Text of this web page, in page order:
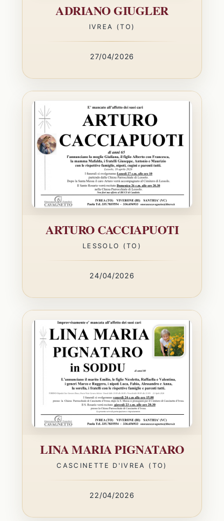
ADRIANO GIUGLER
IVREA (TO)
27/04/2026
ARTURO CACCIAPUOTI
LESSOLO (TO)
24/04/2026
LINA MARIA PIGNATARO
CASCINETTE D'IVREA (TO)
22/04/2026